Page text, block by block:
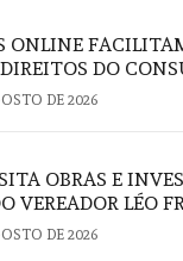
ONLINE
DO
DE 2026
OBRAS E
VEREADOR LÉO
DE 2026